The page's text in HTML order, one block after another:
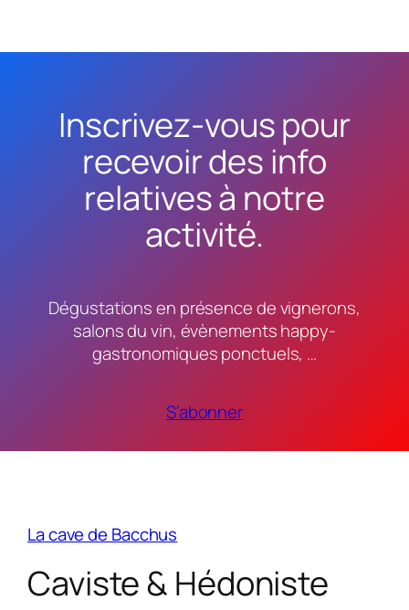
Inscrivez-vous pour
recevoir des info
relatives à notre
activité.
Dégustations en présence de vignerons,
salons du vin, évènements happy-
gastronomiques ponctuels, …
S’abonner
La cave de Bacchus
Caviste & Hédoniste